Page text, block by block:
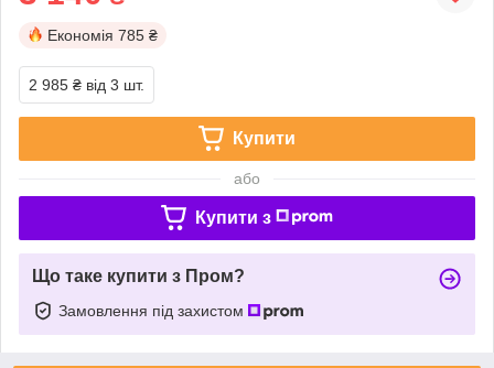
Економія 785 ₴
2 985 ₴ від 3 шт.
Купити
або
Купити з
Що таке купити з Пром?
Замовлення під захистом